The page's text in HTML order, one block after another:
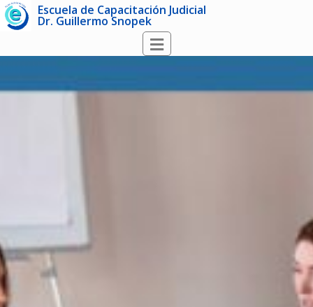
Escuela de Capacitación Judicial
Dr. Guillermo Snopek